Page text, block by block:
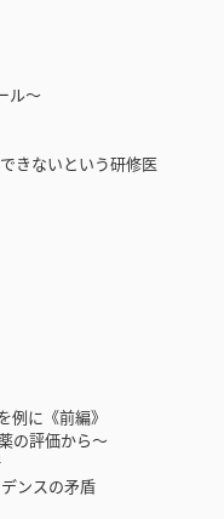
ル～
きないという研修医
例に《前編》
の評価から～
ンスの矛盾